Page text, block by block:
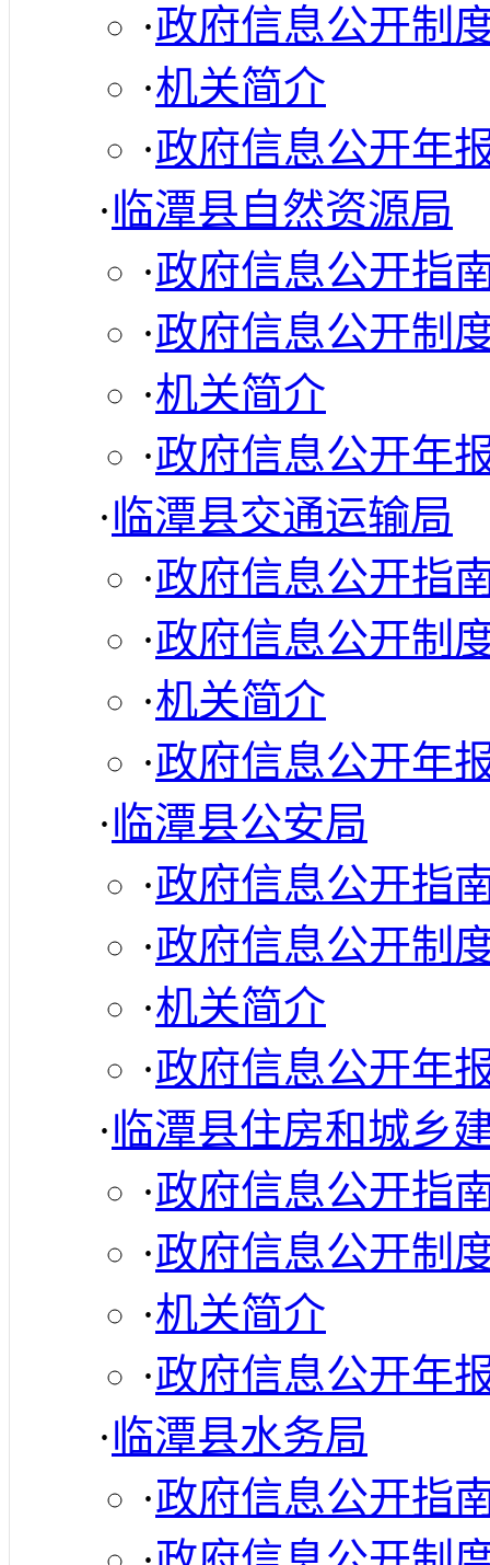
·政府信息公开制
·机关简介
·政府信息公开年
·临潭县自然资源局
·政府信息公开指
·政府信息公开制
·机关简介
·政府信息公开年
·临潭县交通运输局
·政府信息公开指
·政府信息公开制
·机关简介
·政府信息公开年
·临潭县公安局
·政府信息公开指
·政府信息公开制
·机关简介
·政府信息公开年
·临潭县住房和城乡
·政府信息公开指
·政府信息公开制
·机关简介
·政府信息公开年
·临潭县水务局
·政府信息公开指